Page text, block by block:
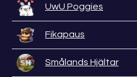
UwU Poggies
Fikapaus
Smålands Hjältar